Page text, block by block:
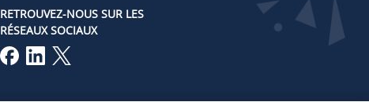
RETROUVEZ-NOUS SUR LES
RÉSEAUX SOCIAUX
Lien vers notre page Facebook
Lien vers notre page LinkedIn